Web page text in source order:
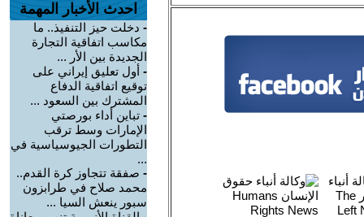
احدث الأخبار المهمة
- دخلت حيز التنفيذ.. ما
مكاسب اتفاقية التجارة
الجديدة بين الأر ...
- أول تعليق إيراني على
توقيع اتفاقية الدفاع
المشترك بين السعود ...
- تباين أداء بورصتي
الإمارات وسط ترقب
التطورات الجيوسياسية في
...
- صفقة تتجاوز كرة القدم..
محمد صلاح في طرابزون
سبور ينعش السيا ...